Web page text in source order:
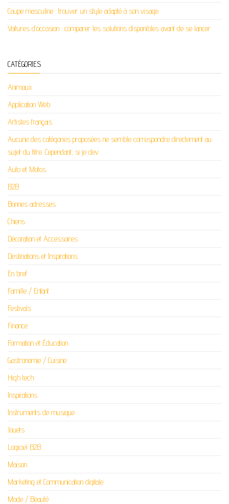
Coupe masculine : trouver un style adapté à son visage
Voitures d’occasion : comparer les solutions disponibles avant de se lancer
CATÉGORIES
Animaux
Application Web
Artistes français
Aucune des catégories proposées ne semble correspondre directement au
sujet du titre. Cependant, si je dev
Auto et Motos
B2B
Bonnes adresses
Chiens
Décoration et Accessoires
Destinations et Inspirations
En bref
Famille / Enfant
Festivals
Finance
Formation et Éducation
Gastronomie / Cuisine
High tech
Inspirations
Instruments de musique
Jouets
Logiciel B2B
Maison
Marketing et Communication digitale
Mode / Beauté